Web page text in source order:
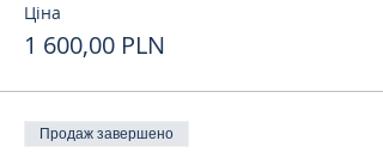
Ціна
1 600,00 PLN
Продаж завершено